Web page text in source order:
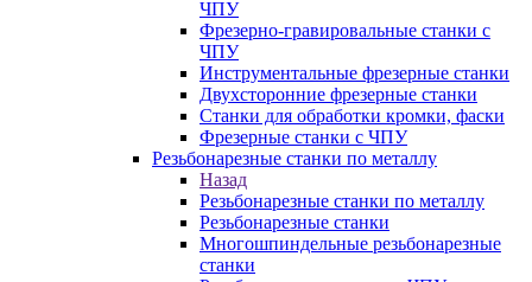
ЧПУ
Фрезерно-гравировальные станки с
ЧПУ
Инструментальные фрезерные станки
Двухсторонние фрезерные станки
Станки для обработки кромки, фаски
Фрезерные станки с ЧПУ
Резьбонарезные станки по металлу
Назад
Резьбонарезные станки по металлу
Резьбонарезные станки
Многошпиндельные резьбонарезные
станки